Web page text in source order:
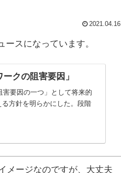
2021.04.16
スになっています。
クの阻害要因」
要因の一つ」として将来的
方針を明らかにした。段階
メージなのですが、大丈夫